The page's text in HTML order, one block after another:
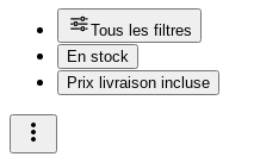
Tous les filtres
En stock
Prix livraison incluse